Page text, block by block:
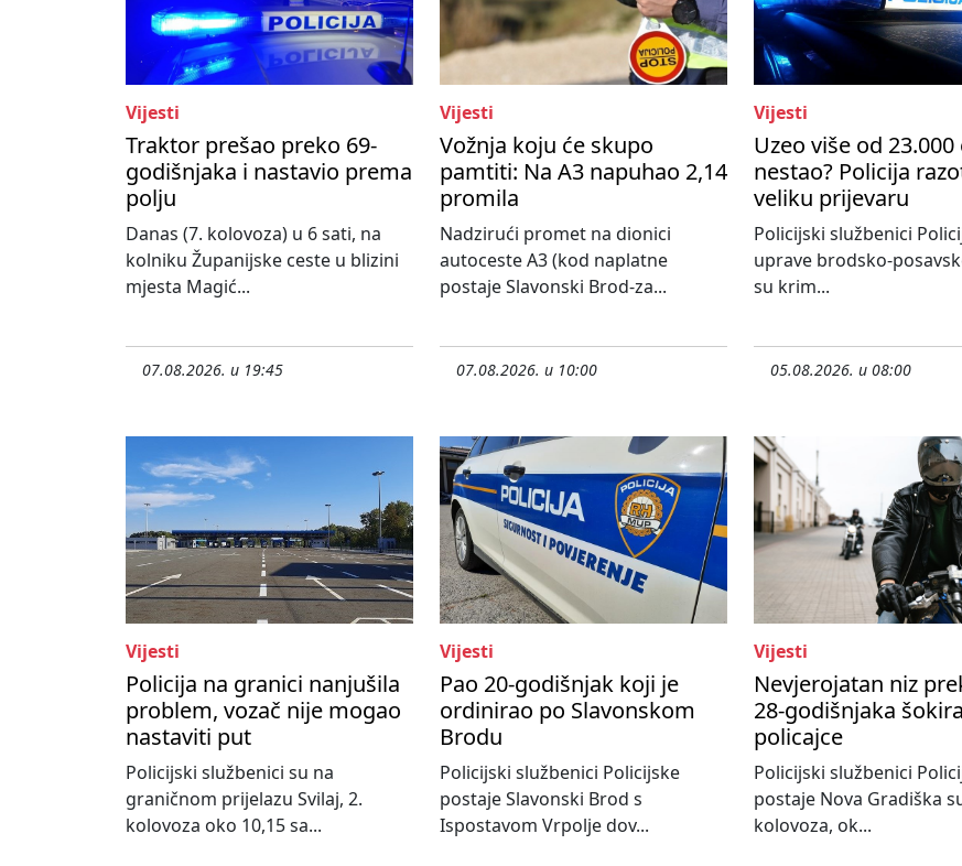
Vijesti
Traktor prešao preko 69-
godišnjaka i nastavio prema
polju
Danas (7. kolovoza) u 6 sati, na
kolniku Županijske ceste u blizini
mjesta Magić...
07.08.2026. u 19:45
Vijesti
Vožnja koju će skupo
pamtiti: Na A3 napuhao 2,14
promila
Nadzirući promet na dionici
autoceste A3 (kod naplatne
postaje Slavonski Brod-za...
07.08.2026. u 10:00
Vijesti
Uzeo više od
nestao? Policija
veliku prijevaru
Policijski službenici
uprave brodsko-
su krim...
05.08.2026. u 08:00
Vijesti
Policija na granici nanjušila
problem, vozač nije mogao
nastaviti put
Policijski službenici su na
graničnom prijelazu Svilaj, 2.
kolovoza oko 10,15 sa...
Vijesti
Pao 20-godišnjak koji je
ordinirao po Slavonskom
Brodu
Policijski službenici Policijske
postaje Slavonski Brod s
Ispostavom Vrpolje dov...
Vijesti
Nevjerojatan niz
28-godišnjaka
policajce
Policijski službenici
postaje Nova Gradiška
kolovoza, ok...